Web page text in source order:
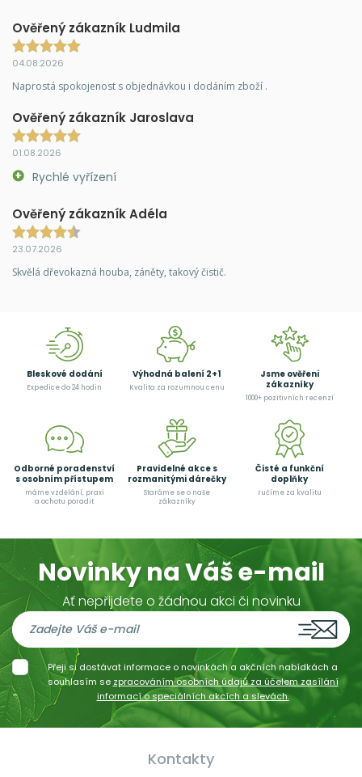
Ověřený zákazník Ludmila
04.08.2026
Naprostá spokojenost s objednávkou i dodáním zboží .
Ověřený zákazník Jaroslava
01.08.2026
Rychlé vyřízení
Ověřený zákazník Adéla
23.07.2026
Skvělá dřevokazná houba, záněty, takový čistič.
Bleskové dodání
Expedice do 24 hodin
Výhodná balení 2+1
Kvalita za rozumnou cenu
Jsme ověřeni
zákazníky
1000+ pozitivních recenzí
Odborné poradenství
s osobním přístupem
máme vzdělání, praxi
a ochotu poradit
Pravidelné akce s
rozmanitými dárečky
Staráme se o naše
zákazníky
Čisté a funkční
doplňky
ručíme za kvalitu
Novinky na Váš e-mail
Ať nepřijdete o žádnou akci či novinku
Přeji si dostávat informace o novinkách a akčních nabídkách a
souhlasím se zpracováním osobních údajů za účelem zasílání
informací o speciálních akcích a slevách.
Kontakty